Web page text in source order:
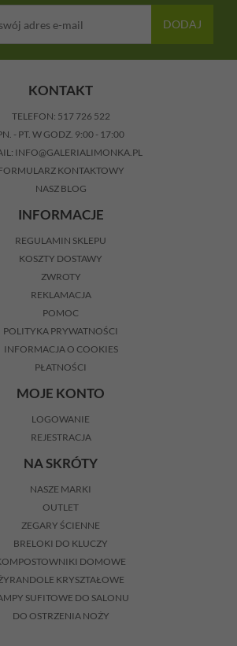
DODAJ
KONTAKT
TELEFON: 517 726 522
- PT. W GODZ. 9:00 - 17:00
INFO@GALERIALIMONKA.PL
KONTAKTOWY
NASZ BLOG
INFORMACJE
REGULAMIN SKLEPU
KOSZTY DOSTAWY
ZWROTY
REKLAMACJA
POMOC
POLITYKA PRYWATNOŚCI
INFORMACJA O COOKIES
PŁATNOŚCI
MOJE KONTO
LOGOWANIE
REJESTRACJA
NA SKRÓTY
NASZE MARKI
OUTLET
ZEGARY ŚCIENNE
BRELOKI DO KLUCZY
DOMOWE
KRYSZTAŁOWE
SUFITOWE DO SALONU
DO OSTRZENIA NOŻY